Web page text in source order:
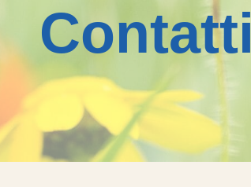
Contatti